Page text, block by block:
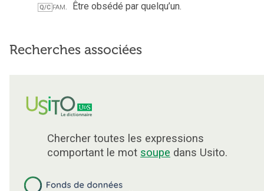
Q/C fam. Être obsédé par quelqu’un.
Recherches associées
Chercher toutes les expressions
comportant le mot soupe dans Usito.